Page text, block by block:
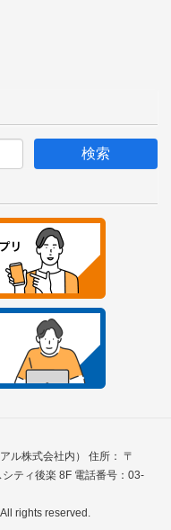
ル株式会社内） 住所： 〒
ティ後楽 8F 電話番号：03-
rights reserved.